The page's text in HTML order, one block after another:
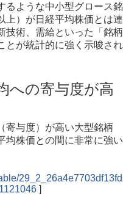
るような中小型グロース銘
上）が日経平均株価とは連
技術、需給といった「銘柄
とが統計的に強く示唆され
への寄与度が高
寄与度）が高い大型銘柄
均株価との間に非常に強い
29_2_26a4e7703df13fd
]